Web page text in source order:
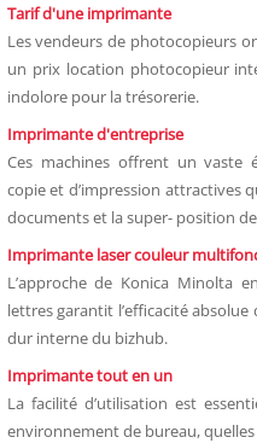
Tarif d'une imprimante
Les vendeurs de photocopieurs
un prix location photocopieur
indolore pour la trésorerie.
Imprimante d'entreprise
Ces machines offrent un vaste
copie et d’impression attractives
documents et la super- position
Imprimante laser couleur
L’approche de Konica Minolta
lettres garantit l’efficacité
dur interne du bizhub.
Imprimante tout en un
La facilité d’utilisation est
environnement de bureau,